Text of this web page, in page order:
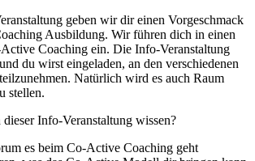
geben wir dir einen Vorgeschmack
Ausbildung. Wir führen dich in einen
Coaching ein. Die Info-Veranstaltung
du wirst eingeladen, an den verschiedenen
Natürlich wird es auch Raum
stellen.
Info-Veranstaltung wissen?
es beim Co-Active Coaching geht